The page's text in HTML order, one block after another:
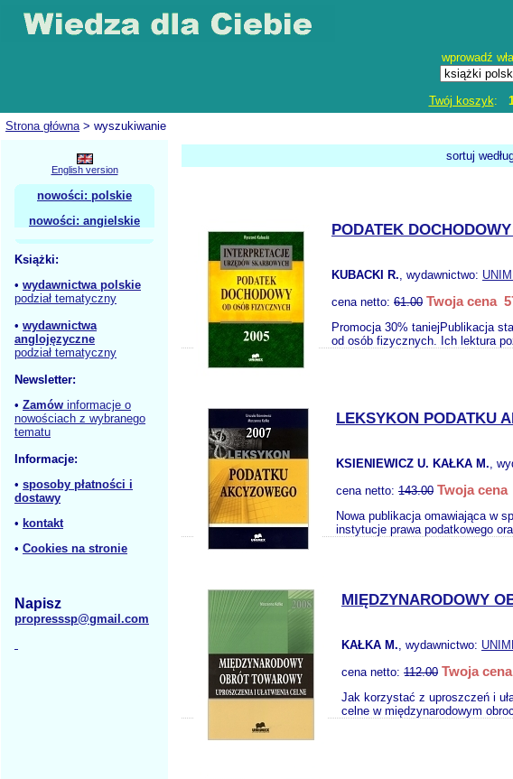
wprowadź
Twój koszyk:
Strona główna> wyszukiwanie
English version
nowości: polskie
nowości: angielskie
Książki:
• wydawnictwa polskie
podział tematyczny
• wydawnictwa
anglojęzyczne
podział tematyczny
Newsletter:
• Zamów informacje o
nowościach z wybranego
tematu
Informacje:
• sposoby płatności i
dostawy
• kontakt
• Cookies na stronie
Napisz
propresssp@gmail.com
sortuj
PODATEK
KUBACKI R., wydawnictwo:
cena netto: 61.00 Twoja cena
Promocja 30% taniejPublikacja
od osób fizycznych. Ich lektura
LEKSYKON PODATKU
KSIENIEWICZ U. KAŁKA M.,
cena netto: 143.00 Twoja cena
Nowa publikacja omawiająca w
instytucje prawa podatkowego
MIĘDZYNARODOWY
KAŁKA M., wydawnictwo:
cena netto: 112.00 Twoja
Jak korzystać z uproszczeń i
celne w międzynarodowym